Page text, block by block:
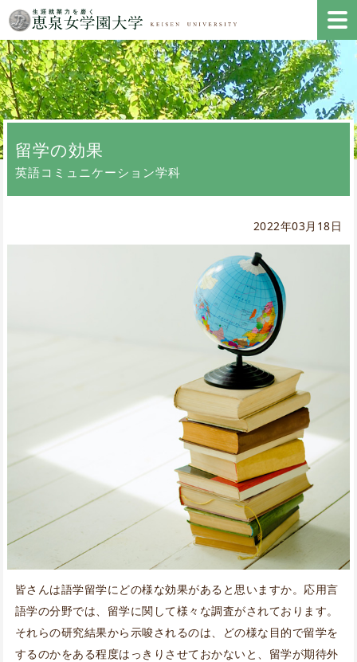
留学の効果
英語コミュニケーション学科
2022年03月18日
皆さんは語学留学にどの様な効果があると思いますか。応用言
語学の分野では、留学に関して様々な調査がされております。
それらの研究結果から示唆されるのは、どの様な目的で留学を
するのかをある程度はっきりさせておかないと、留学が期待外